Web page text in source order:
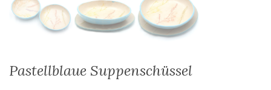
Pastellblaue Suppenschüssel